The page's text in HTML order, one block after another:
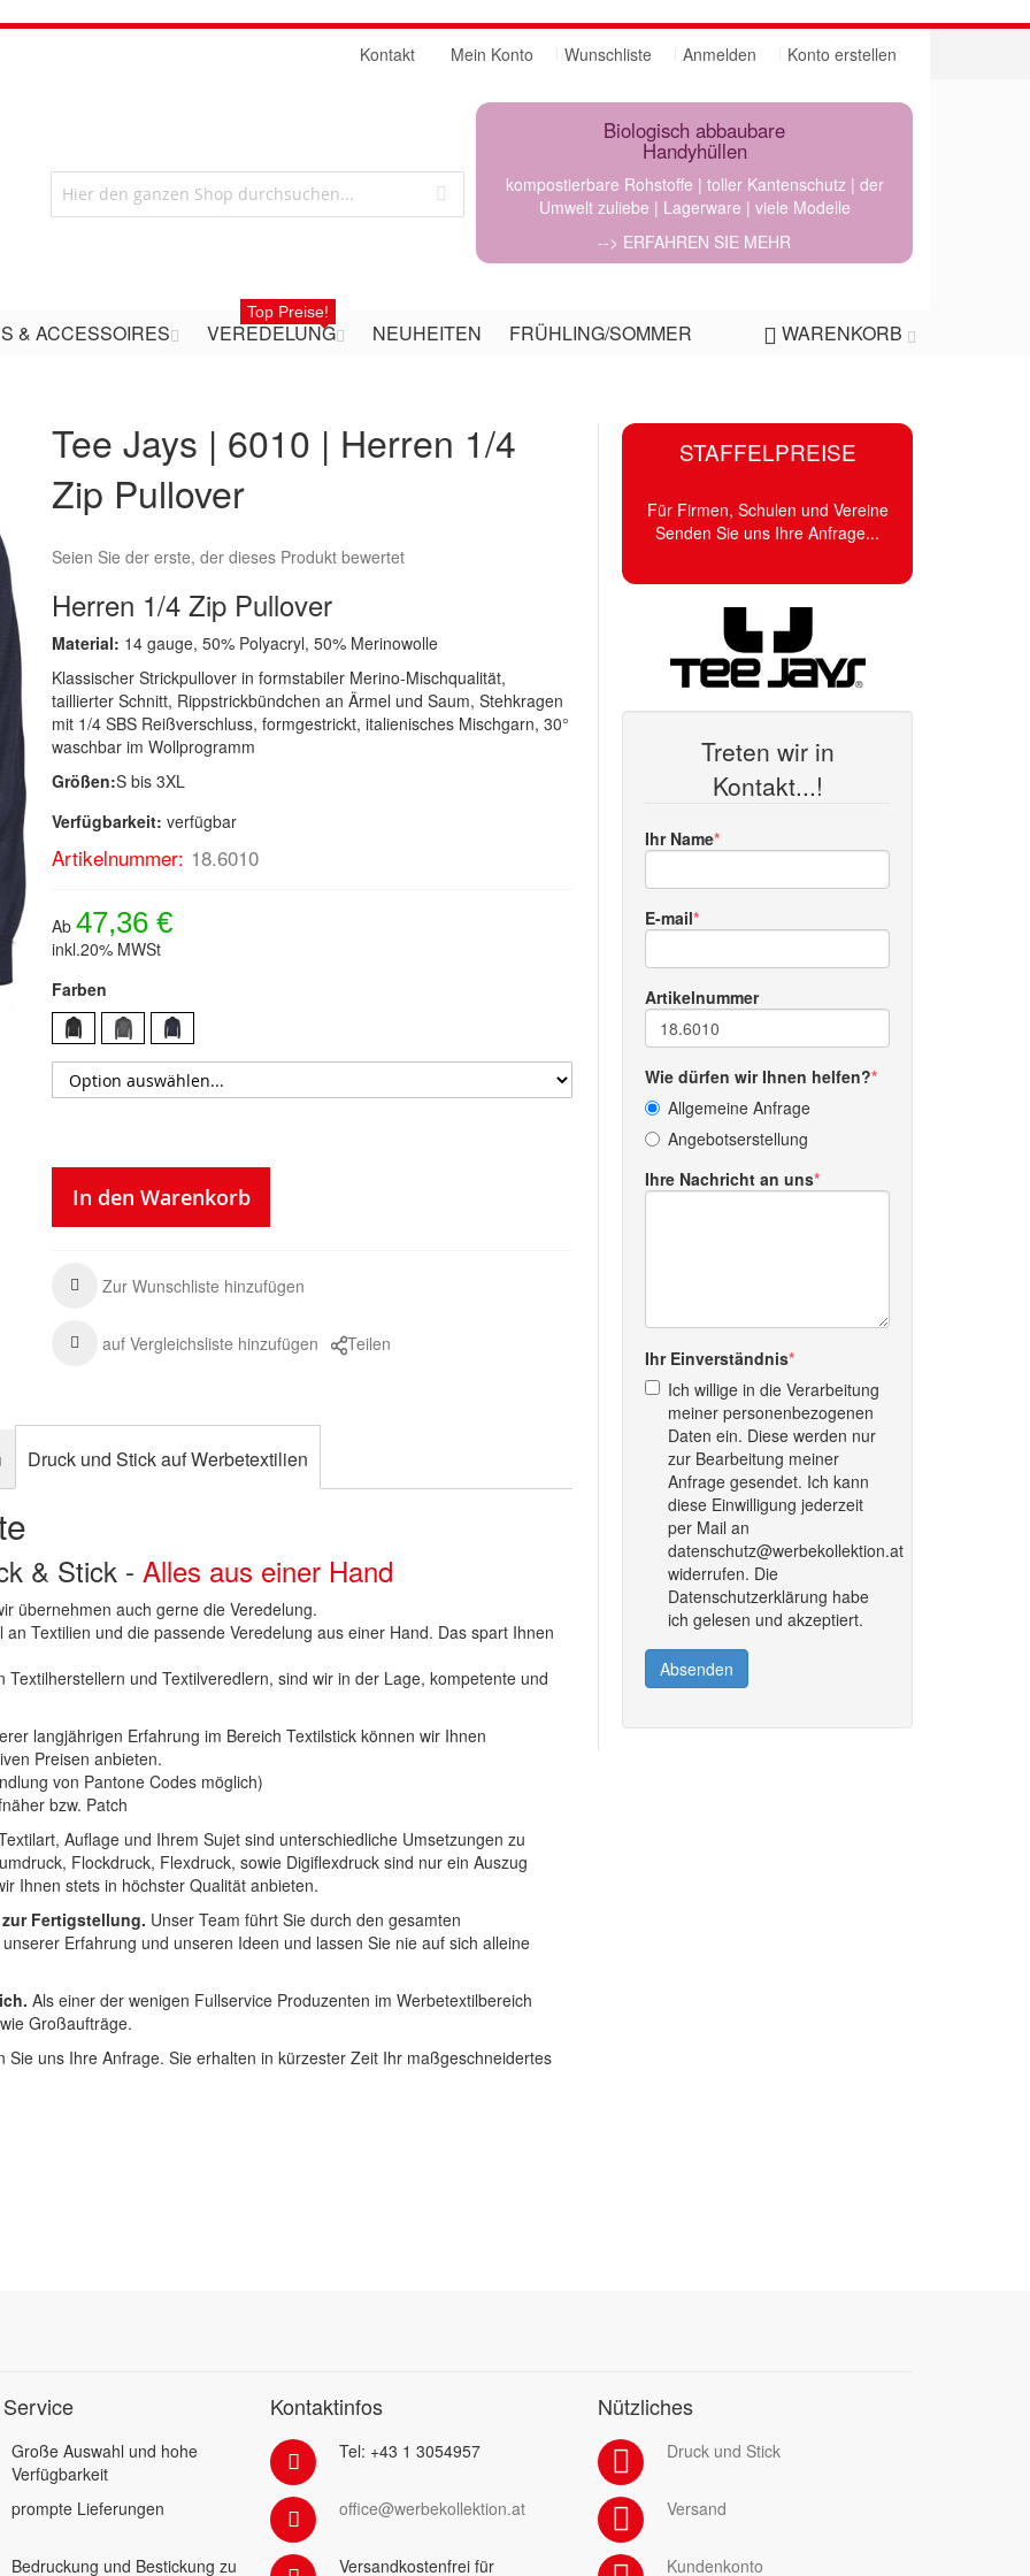
Mein Konto Wunschliste Anmelden Konto erstellen
Kontakt
Biologisch abbaubare
Handyhüllen
kompostierbare Rohstoffe | toller Kantenschutz | der
Umwelt zuliebe | Lagerware | viele Modelle
--> ERFAHREN SIE MEHR
WARENKORB
& ACCESSOIRES VEREDELUNG
Top Preise!
NEUHEITEN FRÜHLING/SOMMER
Tee Jays | 6010 | Herren 1/4
Zip Pullover
Seien Sie der erste, der dieses Produkt bewertet
Herren 1/4 Zip Pullover
Material: 14 gauge, 50% Polyacryl, 50% Merinowolle
Klassischer Strickpullover in formstabiler Merino-Mischqualität,
taillierter Schnitt, Rippstrickbündchen an Ärmel und Saum, Stehkragen
mit 1/4 SBS Reißverschluss, formgestrickt, italienisches Mischgarn, 30°
waschbar im Wollprogramm
Größen:S bis 3XL
Verfügbarkeit: verfügbar
Artikelnummer: 18.6010
Ab 47,36 €
inkl.20% MWSt
Farben
In den Warenkorb
Zur Wunschliste hinzufügen
auf Vergleichsliste hinzufügen Teilen
STAFFELPREISE
Für Firmen, Schulen und Vereine
Senden Sie uns Ihre Anfrage...
Treten wir in
Kontakt...!
Ihr Name
E-mail
Artikelnummer
Wie dürfen wir Ihnen helfen?
Allgemeine Anfrage
Angebotserstellung
Ihre Nachricht an uns
Ihr Einverständnis
Ich willige in die Verarbeitung
meiner personenbezogenen
Daten ein. Diese werden nur
zur Bearbeitung meiner
Anfrage gesendet. Ich kann
diese Einwilligung jederzeit
per Mail an
datenschutz@werbekollektion.at
widerrufen. Die
Datenschutzerklärung habe
ich gelesen und akzeptiert.
Absenden
Druck und Stick auf Werbetextilien
& Stick -Alles aus einer Hand
übernehmen auch gerne die Veredelung.
Textilien und die passende Veredelung aus einer Hand. Das spart Ihnen
und Textilveredlern, sind wir in der Lage, kompetente und
langjährigen Erfahrung im Bereich Textilstick können wir Ihnen
Preisen anbieten.
von Pantone Codes möglich)
bzw. Patch
Auflage und Ihrem Sujet sind unterschiedliche Umsetzungen zu
Flockdruck, Flexdruck, sowie Digiflexdruck sind nur ein Auszug
Ihnen stets in höchster Qualität anbieten.
Fertigstellung. Unser Team führt Sie durch den gesamten
Erfahrung und unseren Ideen und lassen Sie nie auf sich alleine
Als einer der wenigen Fullservice Produzenten im Werbetextilbereich
Großaufträge.
uns Ihre Anfrage. Sie erhalten in kürzester Zeit Ihr maßgeschneidertes
Große Auswahl und hohe
Verfügbarkeit
prompte Lieferungen
Bedruckung und Bestickung zu
Kontaktinfos
Tel: +43 1 3054957
office@werbekollektion.at
Versandkostenfrei für
Nützliches
Druck und Stick
Versand
Kundenkonto